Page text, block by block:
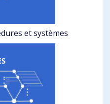
et systèmes